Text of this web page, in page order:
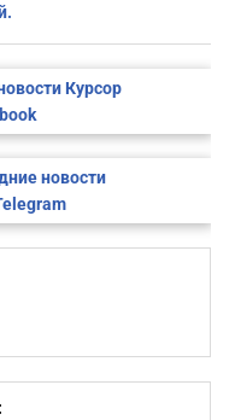
Курсор
новости